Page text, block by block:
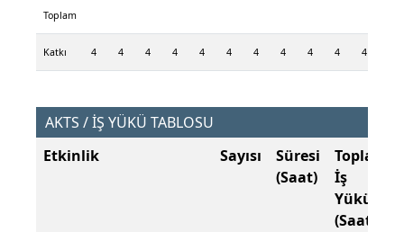
Toplam
Katkı 4 4 4 4 4 4 4 4 4 4 4
AKTS / İŞ YÜKÜ TABLOSU
Etkinlik
Sayısı
Süresi
(Saat)
Toplam
İş
Yükü
(Saat)